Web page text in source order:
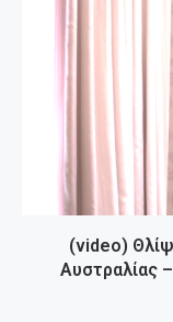
(video)
Αυστραλίας